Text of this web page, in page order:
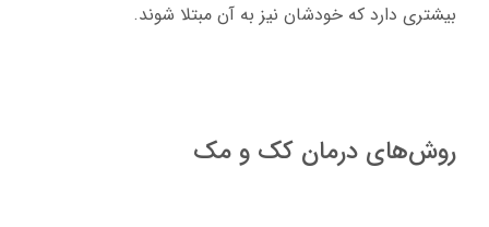
بیشتری دارد که خودشان نیز به آن مبتلا شوند.
روش‌های درمان کک و مک